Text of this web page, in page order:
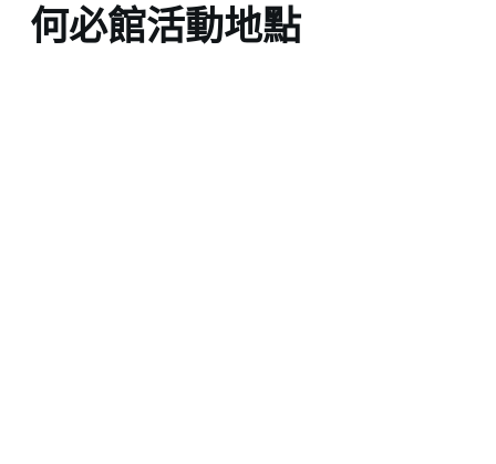
何必館活動地點